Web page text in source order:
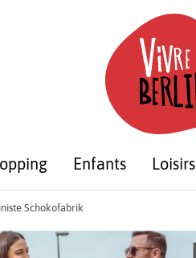
Enfants Loisirs
Schokofabrik